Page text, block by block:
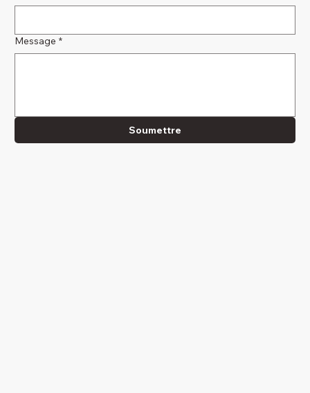
Message *
Soumettre